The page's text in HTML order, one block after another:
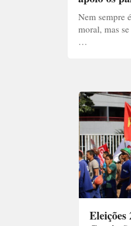
Nem sempre
moral, mas
…
Eleições